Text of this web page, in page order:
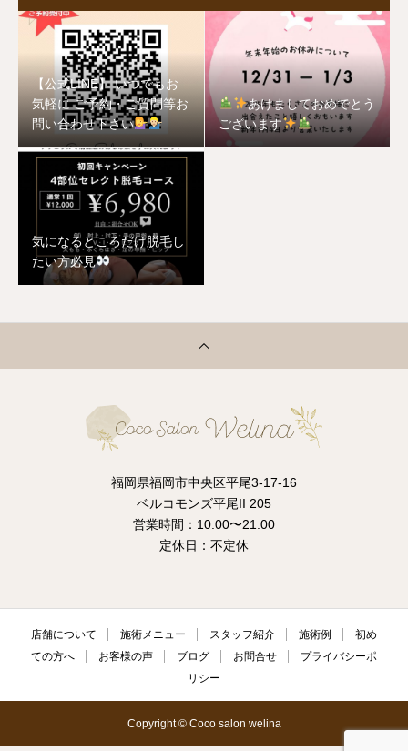
【公式LINE】 いつでもお
気軽に ご予約・ご質問等お
問い合わせ下さい
あけましておめでとう
ございます
気になるところだけ脱毛し
たい方必見
福岡県福岡市中央区平尾3-17-16
ベルコモンズ平尾II 205
営業時間：10:00〜21:00
定休日：不定休
店舗について 施術メニュー スタッフ紹介 施術例
初め
ての方へ
お客様の声 ブログ お問合せ
プライバシーポ
リシー
Copyright © Coco salon welina